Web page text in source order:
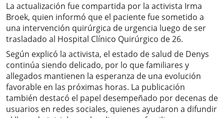
La actualización fue compartida por la activista Irma
Broek, quien informó que el paciente fue sometido a
una intervención quirúrgica de urgencia luego de ser
trasladado al Hospital Clínico Quirúrgico de 26.
Según explicó la activista, el estado de salud de Denys
continúa siendo delicado, por lo que familiares y
allegados mantienen la esperanza de una evolución
favorable en las próximas horas. La publicación
también destacó el papel desempeñado por decenas de
usuarios en redes sociales, quienes ayudaron a difundir